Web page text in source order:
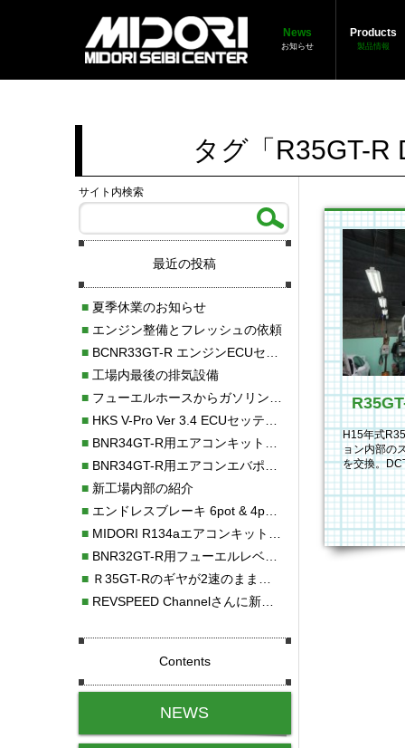
News
お知らせ
Products
製品情報
タグ「R35GT-R
H15年式
ョン内部の
を交換。
します。
サイト内検索
最近の投稿
■夏季休業のお知らせ
■エンジン整備とフレッシュの依頼
■BCNR33GT-R エンジンECUセッティング調整
■工場内最後の排気設備
■フューエルホースからガソリン漏れ
■HKS V-Pro Ver 3.4 ECUセッティング
■BNR34GT-R用エアコンキット新発売！！
■BNR34GT-R用エアコンエバポレーターを新発売！！
■新工場内部の紹介
■エンドレスブレーキ 6pot & 4potオーバーホール
■MIDORI R134aエアコンキットタイプⅡ取り付け
■BNR32GT-R用フューエルレベルセンサー新発売！！
■Ｒ35GT-Rのギヤが2速のまま変速しない！！
■REVSPEED Channelさんに新社屋を紹介していただきました!!
Contents
NEWS